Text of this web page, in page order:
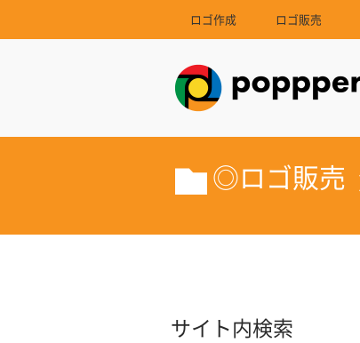
ロゴ作成 ロゴ販売
◎ロゴ販売
サイト内検索